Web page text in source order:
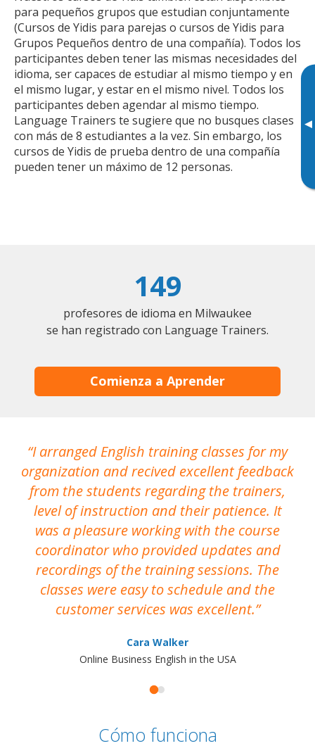
▸
para pequeños grupos que estudian conjuntamente
(Cursos de Yidis para parejas o cursos de Yidis para
Grupos Pequeños dentro de una compañía). Todos los
participantes deben tener las mismas necesidades del
idioma, ser capaces de estudiar al mismo tiempo y en
el mismo lugar, y estar en el mismo nivel. Todos los
participantes deben agendar al mismo tiempo.
Language Trainers te sugiere que no busques clases
con más de 8 estudiantes a la vez. Sin embargo, los
cursos de Yidis de prueba dentro de una compañía
pueden tener un máximo de 12 personas.
149
profesores de idioma en Milwaukee
se han registrado con Language Trainers.
Comienza a Aprender
I arranged English training classes for my
organization and recived excellent feedback
from the students regarding the trainers,
level of instruction and their patience. It
was a pleasure working with the course
coordinator who provided updates and
recordings of the training sessions. The
classes were easy to schedule and the
customer services was excellent.
Cara Walker
Online Business English in the USA
Cómo funciona